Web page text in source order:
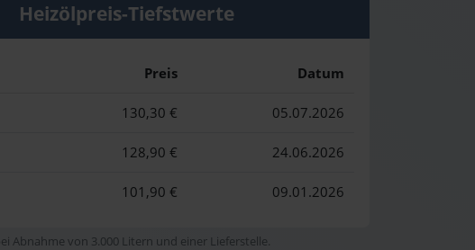
Heizölpreis-Tiefstwerte
Preis Datum
130,30 € 05.07.2026
128,90 € 24.06.2026
101,90 € 09.01.2026
Abnahme von 3.000 Litern und einer Lieferstelle.